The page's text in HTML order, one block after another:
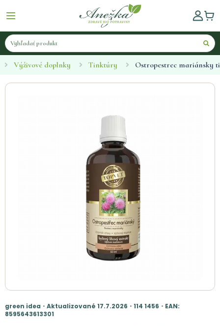
Výživové doplnky Tinktúry Ostropestrec mariánsky
green idea・Aktualizované 17.7.2026・114 1456・EAN:
8595643613301